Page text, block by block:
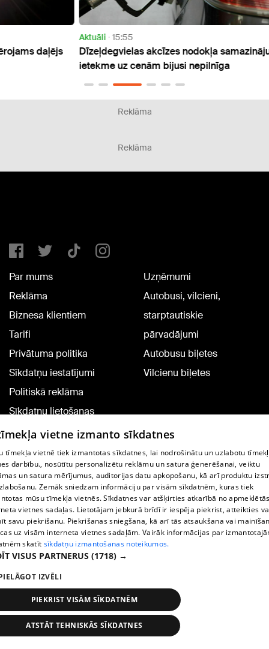
15:55
Dīzeļdegvielas akcīzes nodokļa samazinājuma
ietekme uz cenām bijusi nepilnīga
Reklāma
Reklāma
Par mums
Reklāma
Biznesa klientiem
Tarifi
Privātuma politika
Sīkdatņu iestatījumi
Politiskā reklāma
Sīkdatņu lietošanas
noteikumi
Komentāru pievienošana
Uzņēmumi
Autobusi, vilcieni,
starptautiskie
pārvadājumi
Autobusu biļetes
Vilcienu biļetes
TV programma
Līguma noteikumi
360 Ziņu kontakti
Helio Media
Portāla palīdzības dienests: e-pasts -
All rights reserved.
Ziņas Meklēt 1188 play
vietne izmanto sīkdatnes
tīmekļa vietnē tiek izmantotas sīkdatnes, lai nodrošinātu un uzlabotu
darbību., nosūtītu personalizētu reklāmu un satura ģenerēšanai, veiktu
un satura mērījumus, auditorijas datu apkopošanu, kā arī produktu
Zemāk sniedzam informāciju par visām sīkdatnēm, kuras tiek
mūsu tīmekļa vietnēs. Sīkdatnes var atšķirties atkarībā no
vietnes sadaļas. Lietotājam jebkurā brīdī ir iespēja piekrist, atteikties
savu piekrišanu. Piekrišanas sniegšana, kā arī tās atsaukšana vai
uz visām interneta vietnes sadaļām. Vairāk informācijas par
skatīt sīkdatņu izmantošanas noteikumos.
VISUS PARTNERUS (1718) →
IZVĒLI
PIEKRIST VISĀM SĪKDATNĒM
ATSTĀT TEHNISKĀS SĪKDATNES